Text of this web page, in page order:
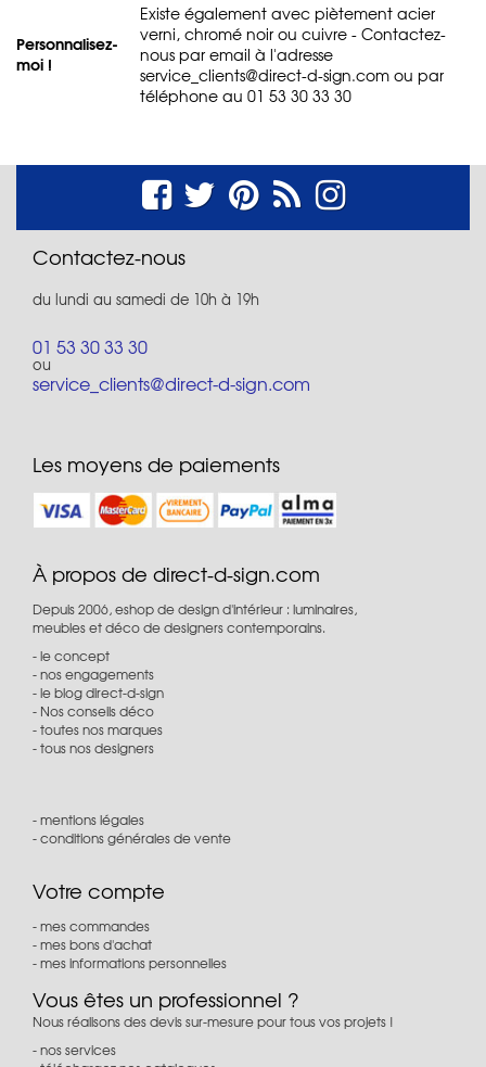
Personnalisez-
moi !
Existe également avec piètement acier
verni, chromé noir ou cuivre - Contactez-
nous par email à l'adresse
service_clients@direct-d-sign.com ou par
téléphone au 01 53 30 33 30
Contactez-nous
du lundi au samedi de 10h à 19h
01 53 30 33 30
ou
service_clients@direct-d-sign.com
Les moyens de paiements
À propos de direct-d-sign.com
Depuis 2006, eshop de design d'intérieur : luminaires,
meubles et déco de designers contemporains.
le concept
nos engagements
le blog direct-d-sign
Nos conseils déco
toutes nos marques
tous nos designers
mentions légales
conditions générales de vente
Votre compte
mes commandes
mes bons d'achat
mes informations personnelles
Vous êtes un professionnel ?
Nous réalisons des devis sur-mesure pour tous vos projets !
nos services